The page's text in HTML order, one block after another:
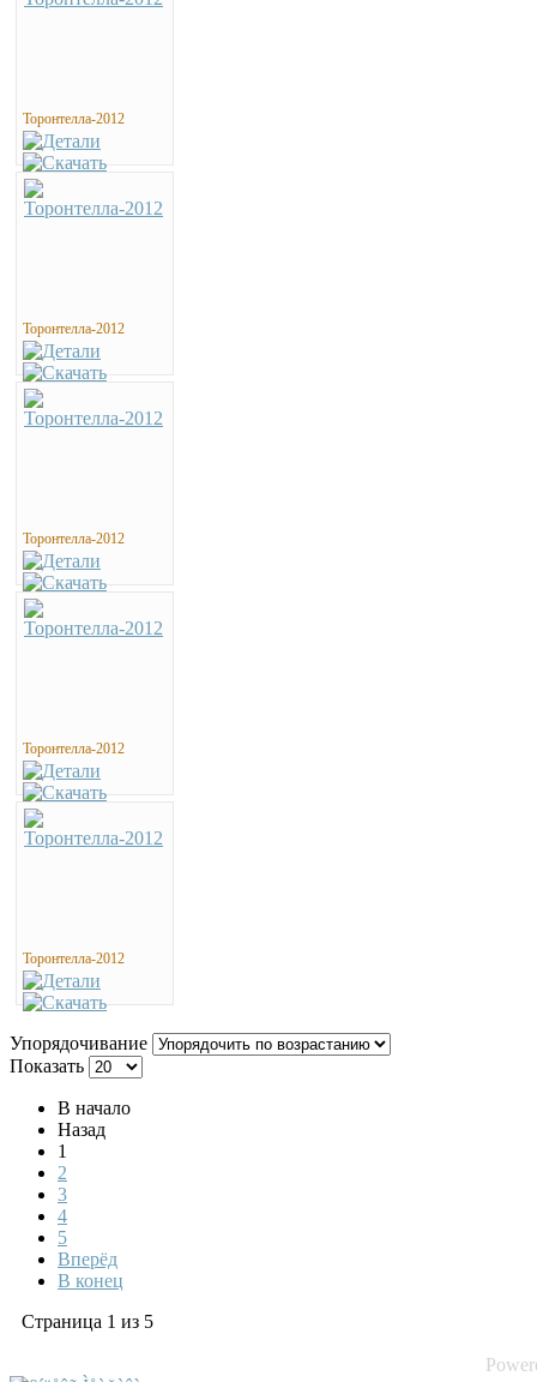
Торонтелла-2012
Торонтелла-2012
Торонтелла-2012
Торонтелла-2012
Торонтелла-2012
Упорядочивание
Показать
В начало
Назад
1
2
3
4
5
Вперёд
В конец
Страница 1 из 5